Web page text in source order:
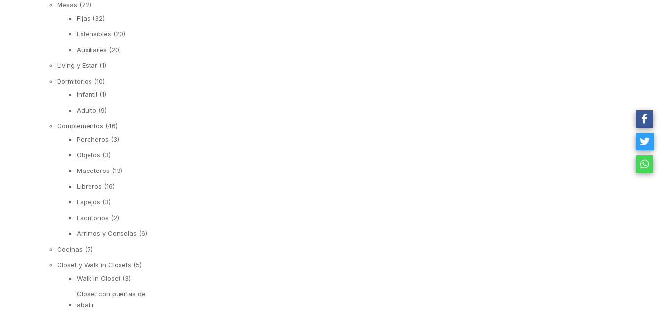
Mesas (72)
Fijas (32)
Extensibles (20)
Auxiliares (20)
Living y Estar (1)
Dormitorios (10)
Infantil (1)
Adulto (9)
Complementos (46)
Percheros (3)
Objetos (3)
Maceteros (13)
Libreros (16)
Espejos (3)
Escritorios (2)
Arrimos y Consolas (6)
Cocinas (7)
Closet y Walk in Closets (5)
Walk in Closet (3)
Closet con puertas de
abatir